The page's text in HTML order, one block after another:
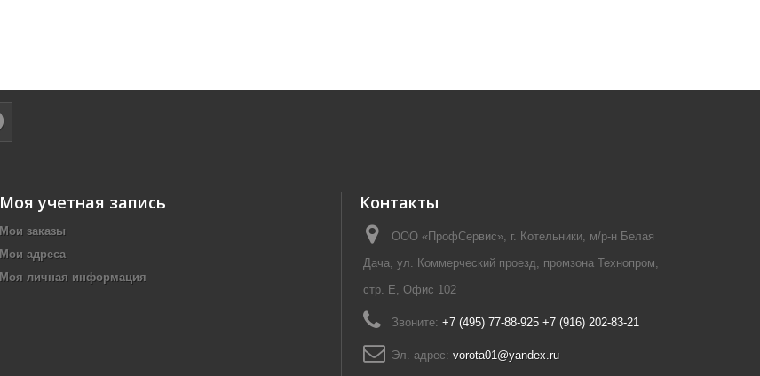
Моя учетная запись
Мои заказы
Мои адреса
Моя личная информация
Контакты
ООО «ПрофСервис», г. Котельники, м/р-н Белая
Дача, ул. Коммерческий проезд, промзона Технопром,
стр. Е, Офис 102
Звоните: +7 (495) 77-88-925 +7 (916) 202-83-21
Эл. адрес: vorota01@yandex.ru